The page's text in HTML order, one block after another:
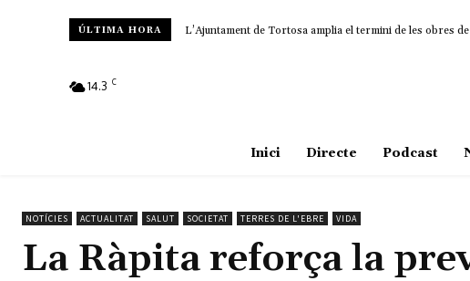
ÚLTIMA HORA L’Ajuntament de Tortosa amplia el termini de les obres
14.3 C
Inici Directe Podcast
NOTÍCIES ACTUALITAT SALUT SOCIETAT TERRES DE L'EBRE VIDA
La Ràpita reforça la